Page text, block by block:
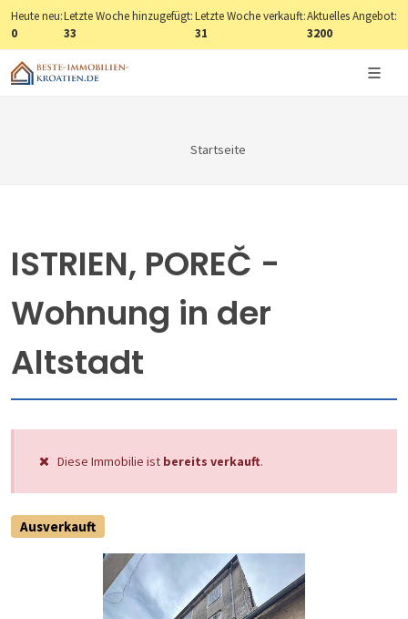
Heute neu:
0
Letzte Woche hinzugefügt:
33
Letzte Woche verkauft:
31
Aktuelles Angebot:
3200
Startseite
ISTRIEN, POREČ -
Wohnung in der
Altstadt
Diese Immobilie ist bereits verkauft.
Ausverkauft